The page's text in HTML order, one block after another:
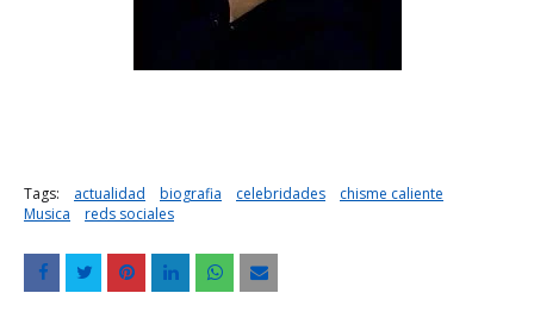
Tags: actualidad biografia celebridades
chisme caliente
Musica
reds sociales